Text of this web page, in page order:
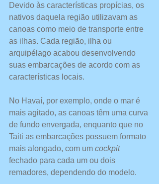
Devido às características propícias, os
nativos daquela região utilizavam as
canoas como meio de transporte entre
as ilhas. Cada região, ilha ou
arquipélago acabou desenvolvendo
suas embarcações de acordo com as
características locais.
No Havaí, por exemplo, onde o mar é
mais agitado, as canoas têm uma curva
de fundo envergada, enquanto que no
Taiti as embarcações possuem formato
mais alongado, com um cockpit
fechado para cada um ou dois
remadores, dependendo do modelo.